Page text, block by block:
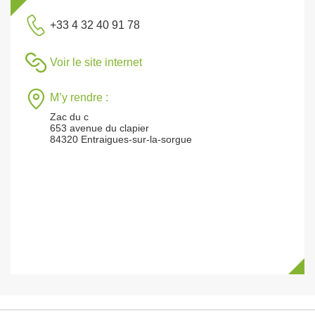
+33 4 32 40 91 78
Voir le site internet
M’y rendre :
Zac du c
653 avenue du clapier
84320 Entraigues-sur-la-sorgue